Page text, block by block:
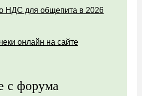
НДС для общепита в 2026
онлайн на сайте
с форума